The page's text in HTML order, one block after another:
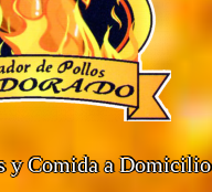
y Comida a Domicilio